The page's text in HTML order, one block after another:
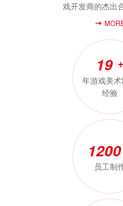
戏开发商的杰出
19 +
年游戏美
经验
1200
员工制